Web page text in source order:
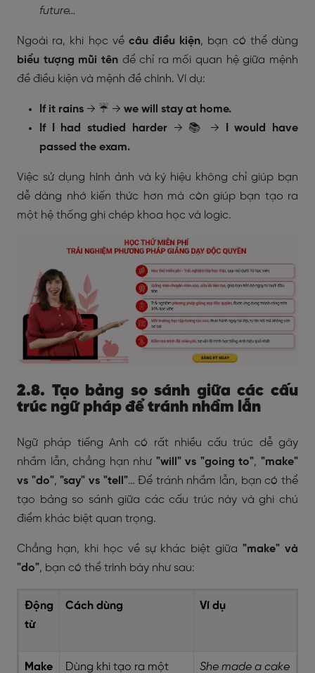
future…
Ngoài ra, khi học về câu điều kiện, bạn có thể dùng
biểu tượng mũi tênđể chỉ ra mối quan hệ giữa mệnh
đề điều kiện và mệnh đề chính. Ví dụ:
If it rains → ☔ → we will stay at home.
If I had studied harder→ 📚 →
I would have
passed the exam.
Việc sử dụng hình ảnh và ký hiệu không chỉ giúp bạn
dễ dàng nhớ kiến thức hơn mà còn giúp bạn tạo ra
một hệ thống ghi chép khoa học và logic.
2.8. Tạo bảng so sánh giữa các cấu
trúc ngữ pháp để tránh nhầm lẫn
Ngữ pháp tiếng Anh có rất nhiều cấu trúc dễ gây
nhầm lẫn, chẳng hạn như "will" vs "going to", "make"
vs "do", "say" vs "tell"… Để tránh nhầm lẫn, bạn có thể
tạo bảng so sánh giữa các cấu trúc này và ghi chú
điểm khác biệt quan trọng.
Chẳng hạn, khi học về sự khác biệt giữa "make" và
"do", bạn có thể trình bày như sau:
Động
từ
Cách dùng Ví dụ
Make Dùng khi tạo ra một She made a cake